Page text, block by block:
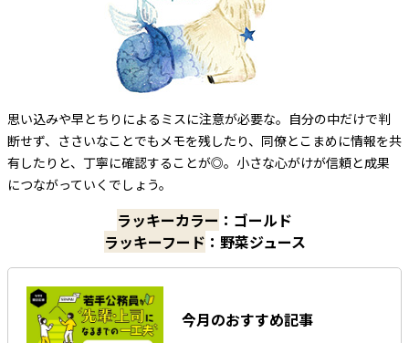
思い込みや早とちりによるミスに注意が必要な。自分の中だけで判
断せず、ささいなことでもメモを残したり、同僚とこまめに情報を共
有したりと、丁寧に確認することが◎。小さな心がけが信頼と成果
につながっていくでしょう。
ラッキーカラー ：ゴールド
ラッキーフード ：野菜ジュース
今月のおすすめ記事